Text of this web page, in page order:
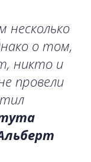
несколько
о том,
никто и
провели